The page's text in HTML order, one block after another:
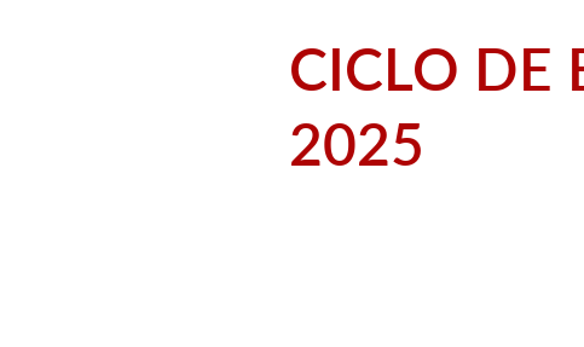
CICLO DE
2025